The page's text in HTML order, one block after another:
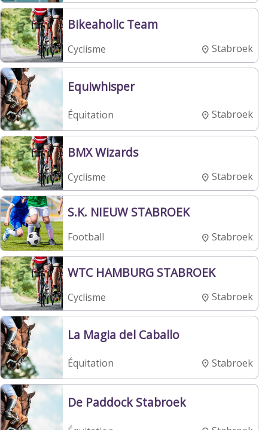
Bikeaholic Team
Cyclisme Stabroek
Equiwhisper
Équitation Stabroek
BMX Wizards
Cyclisme Stabroek
S.K. NIEUW STABROEK
Football Stabroek
WTC HAMBURG STABROEK
Cyclisme Stabroek
La Magia del Caballo
Équitation Stabroek
De Paddock Stabroek